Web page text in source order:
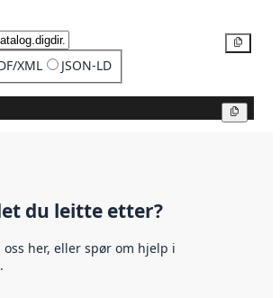
XML JSON-LD
du leitte etter?
oss her, eller spør om hjelp i
.